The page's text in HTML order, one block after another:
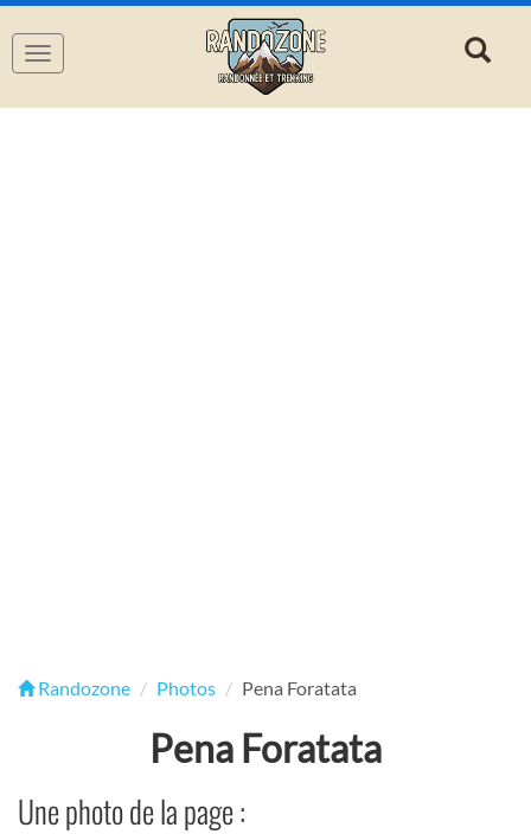
Navigation
Randozone Photos Pena Foratata
Pena Foratata
Une photo de la page :